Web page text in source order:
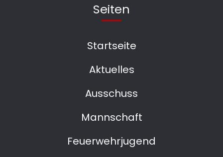
Seiten
Startseite
Aktuelles
Ausschuss
Mannschaft
Feuerwehrjugend